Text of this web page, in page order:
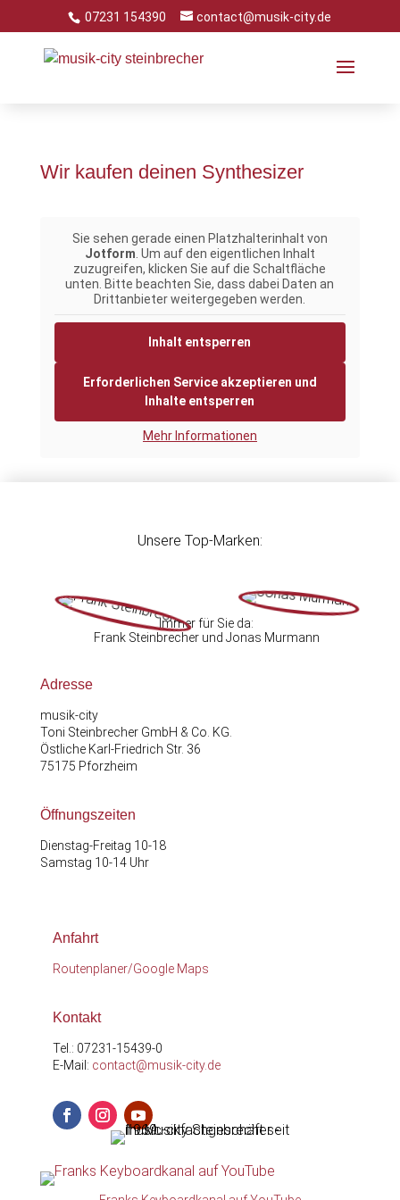
content
07231 154390 contact@musik-city.de
Wir kaufen deinen Synthesizer
Sie sehen gerade einen Platzhalterinhalt von
Jotform . Um auf den eigentlichen Inhalt
zuzugreifen, klicken Sie auf die Schaltfläche
unten. Bitte beachten Sie, dass dabei Daten an
Drittanbieter weitergegeben werden.
Inhalt entsperren
Erforderlichen Service akzeptieren und
Inhalte entsperren
Mehr Informationen
Unsere Top-Marken:
Immer für Sie da:
Frank Steinbrecher und Jonas Murmann
Adresse
musik-city
Toni Steinbrecher GmbH & Co. KG.
Östliche Karl-Friedrich Str. 36
75175 Pforzheim
Öffnungszeiten
Dienstag-Freitag 10-18
Samstag 10-14 Uhr
Anfahrt
Routenplaner/Google Maps
Kontakt
Tel.: 07231-15439-0
E-Mail: contact@musik-city.de
FacebookInstagram
YouTube